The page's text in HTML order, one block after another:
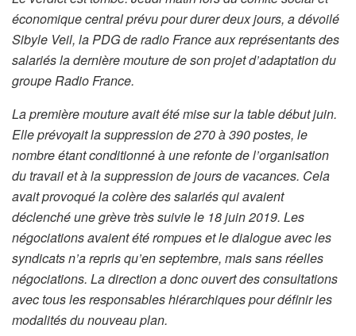
économique central prévu pour durer deux jours, a dévoilé
Sibyle Veil, la PDG de radio France aux représentants des
salariés la dernière mouture de son projet d’adaptation du
groupe Radio France.
La première mouture avait été mise sur la table début juin.
Elle prévoyait la suppression de 270 à 390 postes, le
nombre étant conditionné à une refonte de l’organisation
du travail et à la suppression de jours de vacances. Cela
avait provoqué la colère des salariés qui avaient
déclenché une grève très suivie le 18 juin 2019. Les
négociations avaient été rompues et le dialogue avec les
syndicats n’a repris qu’en septembre, mais sans réelles
négociations. La direction a donc ouvert des consultations
avec tous les responsables hiérarchiques pour définir les
modalités du nouveau plan.